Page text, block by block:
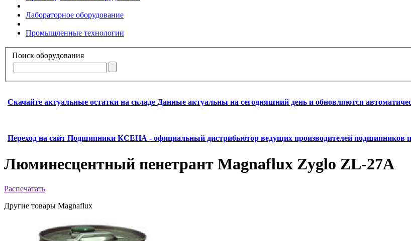
Лабораторное оборудование
Промышленные технологии
Поиск оборудования
Скачайте актуальные остатки на складе Данные актуальны на сегодняшний день и обновляются
Переход на сайт Подшипники КСЕНА - официальный дистрибьютор ведущих производителей подшипников
Люминесцентный пенетрант Magnaflux Zyglo ZL-27A
Распечатать
Другие товары Magnaflux